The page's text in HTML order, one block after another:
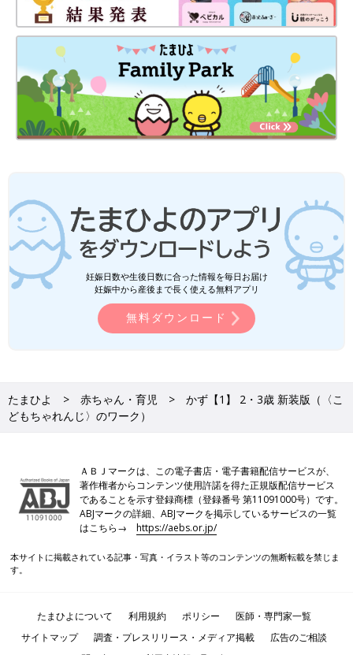
妊娠日数や生後日数に合った情報を毎日お届け
妊娠中から産後まで長く使える無料アプリ
無料ダウンロード
たまひよ 赤ちゃん・育児
かず【1】 2・3歳 新装版（〈こ
どもちゃれんじ〉のワーク）
ＡＢＪマークは、この電子書店・電子書籍配信サービスが、
著作権者からコンテンツ使用許諾を得た正規版配信サービス
であることを示す登録商標（登録番号 第11091000号）です。
ABJマークの詳細、ABJマークを掲示しているサービスの一覧
はこちら→https://aebs.or.jp/
本サイトに掲載されている記事・写真・イラスト等のコンテンツの無断転載を禁じま
す。
たまひよについて 利用規約 ポリシー
医師・専門家一覧
サイトマップ
調査・プレスリリース・メディア掲載
広告のご相談